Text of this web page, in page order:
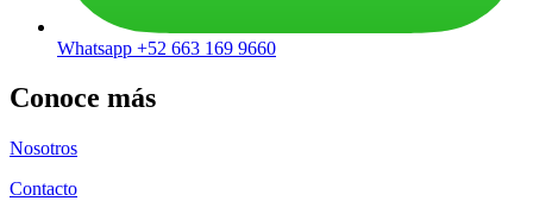
Whatsapp +52 663 169 9660
Conoce más
Nosotros
Contacto